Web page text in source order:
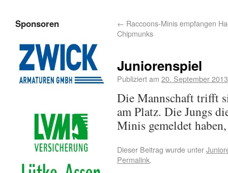
← Raccoons-Minis empfangen
Chipmunks
Juniorenspiel
Publiziert am 20. September 2013
Die Mannschaft trifft
am Platz. Die Jungs
Minis gemeldet
Dieser Beitrag wurde unter
Permalink.
Sponsoren